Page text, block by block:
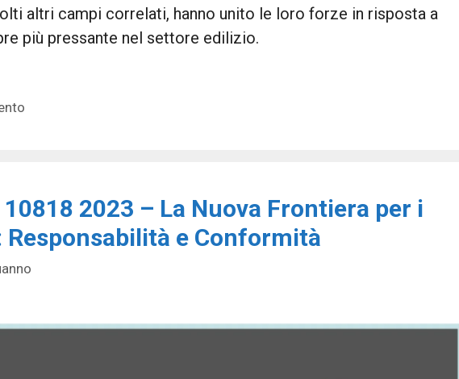
altri campi correlati, hanno unito le loro forze in risposta a
più pressante nel settore edilizio.
10818 2023 – La Nuova Frontiera per i
e Conformità